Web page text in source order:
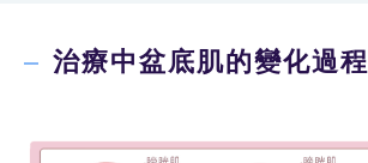
治療中盆底肌的變化過程